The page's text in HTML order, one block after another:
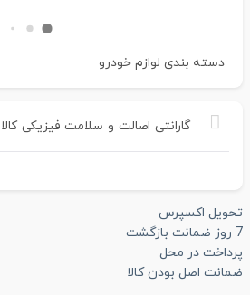
دسته بندی لوازم خودرو
گارانتی اصالت و سلامت فیزیکی کالا
تحویل اکسپرس
7 روز ضمانت بازگشت
پرداخت در محل
ضمانت اصل بودن کالا